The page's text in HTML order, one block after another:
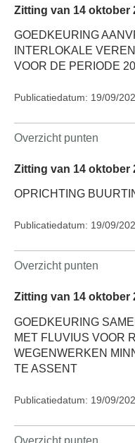
Zitting van 14 oktober
GOEDKEURING
INTERLOKALE
VOOR DE PERIODE
Publicatiedatum: 19/09/
Overzicht punten
Zitting van 14 oktober
OPRICHTING
Publicatiedatum: 19/09/
Overzicht punten
Zitting van 14 oktober
GOEDKEURING
MET FLUVIUS VOOR
WEGENWERKEN
TE ASSENT
Publicatiedatum: 19/09/
Overzicht punten